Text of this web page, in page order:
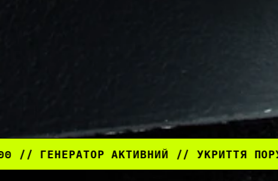
АКТИВНИЙ // УКРИТТЯ ПОРУЧ // RTX